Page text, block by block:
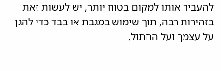
להעביר אותו למקום בטוח יותר, יש לעשות זאת
בזהירות רבה, תוך שימוש במגבת או בבד כדי להגן
על עצמך ועל החתול.